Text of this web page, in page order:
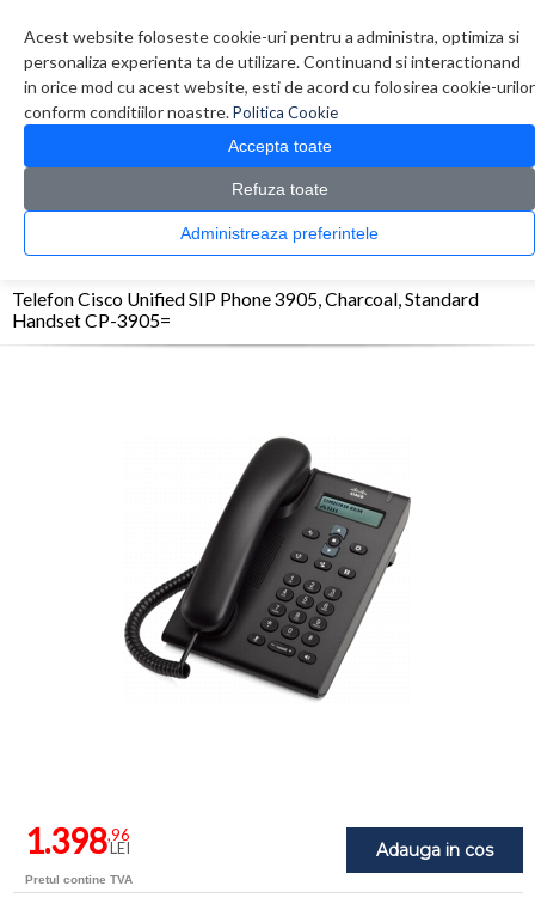
Acest website foloseste cookie-uri pentru a administra, optimiza si
personaliza experienta ta de utilizare. Continuand si interactionand
in orice mod cu acest website, esti de acord cu folosirea cookie-urilor
conform conditiilor noastre.Politica Cookie
Accepta toate
Refuza toate
Administreaza preferintele
0 produs(e)
CATALOG PRODUSE
> Telefoane Birou > Telefon Cisco Unified SIP Phone 3905,
Telefon Cisco Unified SIP Phone 3905, Charcoal, Standard
Handset CP-3905=
Adauga in cos
1.398,96
LEI
Pretul contine TVA